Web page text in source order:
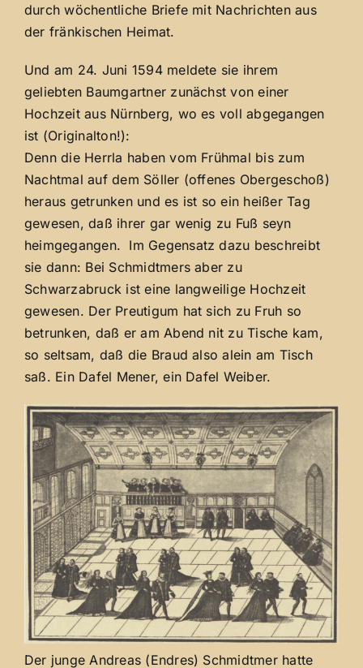
durch wöchentliche Briefe mit Nachrichten aus
der fränkischen Heimat.
Und am 24. Juni 1594 meldete sie ihrem
geliebten Baumgartner zunächst von einer
Hochzeit aus Nürnberg, wo es voll abgegangen
ist (Originalton!):
Denn die Herrla haben vom Frühmal bis zum
Nachtmal auf dem Söller (offenes Obergeschoß)
heraus getrunken und es ist so ein heißer Tag
gewesen, daß ihrer gar wenig zu Fuß seyn
heimgegangen. Im Gegensatz dazu beschreibt
sie dann: Bei Schmidtmers aber zu
Schwarzabruck ist eine langweilige Hochzeit
gewesen. Der Preutigum hat sich zu Fruh so
betrunken, daß er am Abend nit zu Tische kam,
so seltsam, daß die Braud also alein am Tisch
saß. Ein Dafel Mener, ein Dafel Weiber.
Der junge Andreas (Endres) Schmidtmer hatte